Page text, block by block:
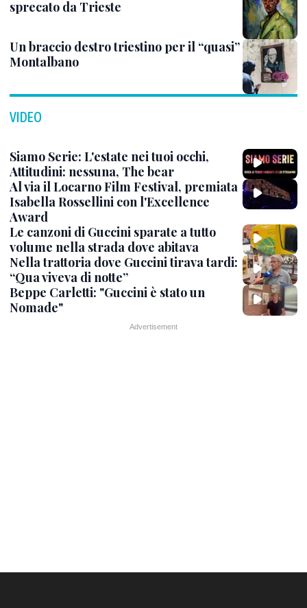
sprecato da Trieste
Un braccio destro triestino per il “quasi”
Montalbano
VIDEO
Siamo Serie: L'estate nei tuoi occhi,
Attitudini: nessuna, The bear
Al via il Locarno Film Festival, premiata
Isabella Rossellini con l'Excellence
Award
Le canzoni di Guccini sparate a tutto
volume nella strada dove abitava
Nella trattoria dove Guccini tirava tardi:
“Qua viveva di notte”
Beppe Carletti: "Guccini è stato un
Nomade"